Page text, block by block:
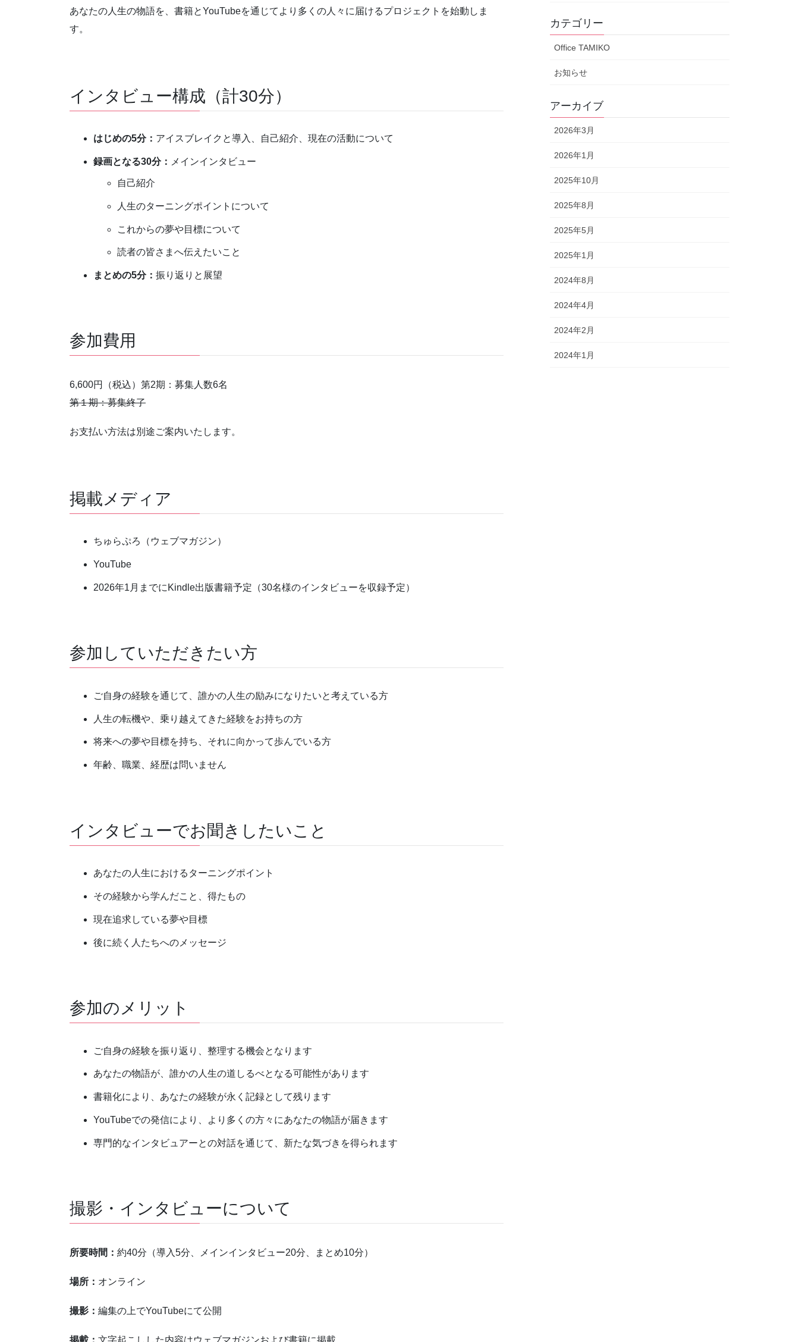
あなたの人生の物語を、書籍とYouTubeを通じてより多くの人々に届けるプロジェクトを始動しま
す。
インタビュー構成（計30分）
はじめの5分： アイスブレイクと導入、自己紹介、現在の活動について
録画となる30分： メインインタビュー
自己紹介
人生のターニングポイントについて
これからの夢や目標について
読者の皆さまへ伝えたいこと
まとめの5分： 振り返りと展望
参加費用
6,600円（税込）第2期：募集人数6名
第１期：募集終了
お支払い方法は別途ご案内いたします。
掲載メディア
ちゅらぷろ（ウェブマガジン）
YouTube
2026年1月までにKindle出版書籍予定（30名様のインタビューを収録予定）
参加していただきたい方
ご自身の経験を通じて、誰かの人生の励みになりたいと考えている方
人生の転機や、乗り越えてきた経験をお持ちの方
将来への夢や目標を持ち、それに向かって歩んでいる方
年齢、職業、経歴は問いません
インタビューでお聞きしたいこと
あなたの人生におけるターニングポイント
その経験から学んだこと、得たもの
現在追求している夢や目標
後に続く人たちへのメッセージ
参加のメリット
ご自身の経験を振り返り、整理する機会となります
あなたの物語が、誰かの人生の道しるべとなる可能性があります
書籍化により、あなたの経験が永く記録として残ります
YouTubeでの発信により、より多くの方々にあなたの物語が届きます
専門的なインタビュアーとの対話を通じて、新たな気づきを得られます
撮影・インタビューについて
所要時間： 約40分（導入5分、メインインタビュー20分、まとめ10分）
場所： オンライン
撮影： 編集の上でYouTubeにて公開
カテゴリー
Office TAMIKO
お知らせ
アーカイブ
2026年3月
2026年1月
2025年10月
2025年8月
2025年5月
2025年1月
2024年8月
2024年4月
2024年2月
2024年1月